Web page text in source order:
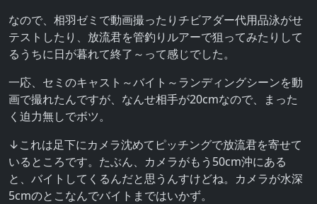
なので、相羽ゼミで動画撮ったりチビアダー代用品泳がせ
テストしたり、放流君を管釣りルアーで狙ってみたりして
るうちに日が暮れて終了～って感じでした。
一応、セミのキャスト～バイト～ランディングシーンを動
画で撮れたんですが、なんせ相手が20cmなので、まった
く迫力無しでボツ。
↓これは足下にカメラ沈めてピッチングで放流君を寄せて
いるところです。たぶん、カメラがもう50cm沖にある
と、バイトしてくるんだと思うんすけどね。カメラが水深
5cmのとこなんでバイトまではいかず。